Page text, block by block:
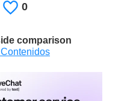
Le
0
comparison